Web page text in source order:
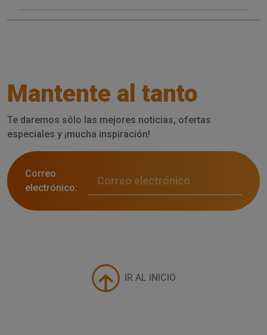
Mantente al tanto
Te daremos sólo las mejores noticias, ofertas
especiales y ¡mucha inspiración!
Correo
electrónico:
IR AL INICIO